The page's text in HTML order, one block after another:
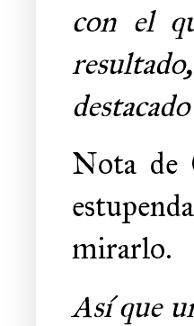
con el
Nota de
mirarlo.
Así que